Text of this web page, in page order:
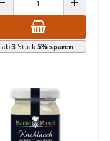
ANZAHL VERRINGERN ANZAHL
ab3Stück5% sparen